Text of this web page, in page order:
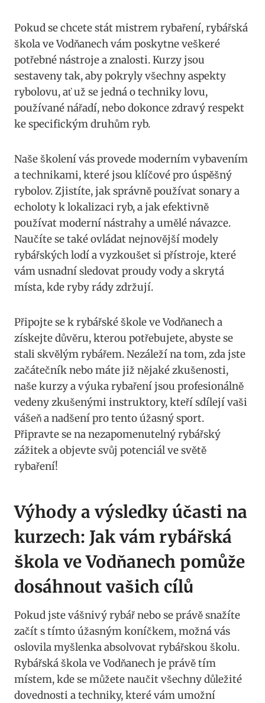
Pokud se chcete ​stát mistrem rybaření, rybářská
škola ve Vodňanech vám poskytne ⁢veškeré
potřebné nástroje a znalosti. Kurzy jsou
sestaveny tak, aby pokryly všechny aspekty
rybolovu, ať už se jedná⁤ o ‍techniky lovu,
‍používané nářadí, nebo dokonce zdravý respekt
ke specifickým druhům ryb.
Naše školení⁣ vás​ provede moderním vybavením⁤
a technikami, které jsou klíčové ⁣pro úspěšný
rybolov. Zjistíte, jak správně používat ⁣sonary a
⁢echoloty k lokalizaci ryb, a jak efektivně⁢
používat moderní nástrahy a umělé návazce.
Naučíte se také ovládat nejnovější modely
rybářských lodí a vyzkoušet si přístroje, které
vám usnadní sledovat proudy ⁣vody a skrytá
místa, kde ryby rády zdržují.
Připojte se k rybářské škole ve Vodňanech a
získejte důvěru, ⁤kterou potřebujete, abyste ‍se
stali skvělým rybářem. Nezáleží na tom, zda jste
začátečník nebo máte již nějaké zkušenosti,
naše ‌kurzy ⁢a výuka​ rybaření jsou profesionálně
vedeny zkušenými instruktory, kteří sdílejí vaši
vášeň⁢ a nadšení pro tento úžasný sport.​
Připravte se na nezapomenutelný rybářský
zážitek a objevte‍ svůj ​potenciál ve světě
rybaření!
Výhody ⁣a výsledky účasti na
‌kurzech: Jak vám rybářská
škola ve ⁣Vodňanech ‌pomůže‍
dosáhnout vašich cílů
Pokud jste vášnivý rybář nebo se právě snažíte
začít s tímto úžasným koníčkem, možná vás
oslovila myšlenka absolvovat rybářskou ⁤školu.
Rybářská škola ve Vodňanech je právě tím
místem, kde ‌se můžete naučit všechny důležité
dovednosti a techniky, které ⁢vám umožní